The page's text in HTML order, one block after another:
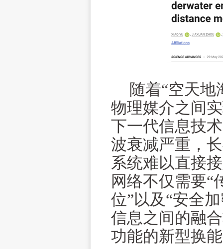
随着“空天
物理媒介之间
下一代信息技
波衰减严重，
系统难以直接
网络不仅需要“
位”以及“安全
信息之间的融
功能的新型换